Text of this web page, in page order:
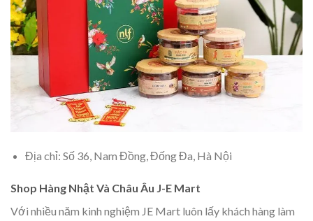
Địa chỉ: Số 36, Nam Đồng, Đống Đa, Hà Nội
Shop Hàng Nhật Và Châu Âu J-E Mart
Với nhiều năm kinh nghiệm JE Mart luôn lấy khách hàng làm